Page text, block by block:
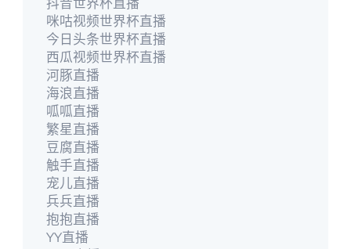
咪咕视频世界杯直播
今日头条世界杯直播
西瓜视频世界杯直播
河豚直播
海浪直播
呱呱直播
繁星直播
豆腐直播
触手直播
宠儿直播
兵兵直播
抱抱直播
YY直播